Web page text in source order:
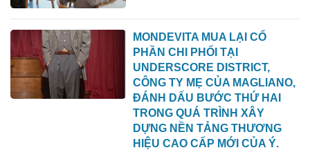
MONDEVITA MUA LẠI CỔ
PHẦN CHI PHỐI TẠI
UNDERSCORE DISTRICT,
CÔNG TY MẸ CỦA MAGLIANO,
ĐÁNH DẤU BƯỚC THỨ HAI
TRONG QUÁ TRÌNH XÂY
DỰNG NỀN TẢNG THƯƠNG
HIỆU CAO CẤP MỚI CỦA Ý.